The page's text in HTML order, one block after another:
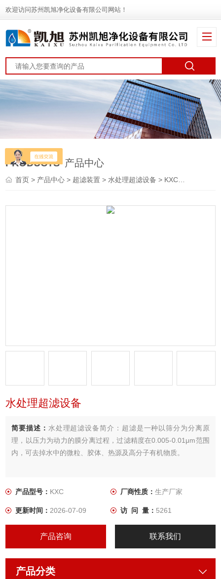
欢迎访问苏州凯旭净化设备有限公司网站！
PRODUCTS 产品中心
首页> 产品中心 > 超滤装置 >水处理超滤设备 > KXC水处理超滤设备
水处理超滤设备
简要描述： 水处理超滤设备简介：超滤是一种以筛分为分离原
理，以压力为动力的膜分离过程，过滤精度在0.005-0.01μm范围
内，可去掉水中的微粒、胶体、热源及高分子有机物质。
产品型号： KXC 厂商性质： 生产厂家
更新时间：2026-07-09 访 问 量： 5261
产品咨询 联系我们
产品分类